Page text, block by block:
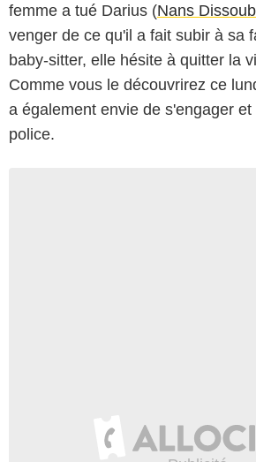
femme a tué Darius (Nans
venger de ce qu'il a fait subir à sa
baby-sitter, elle hésite à quitter la
Comme vous le découvrirez ce
a également envie de s'engager
police.